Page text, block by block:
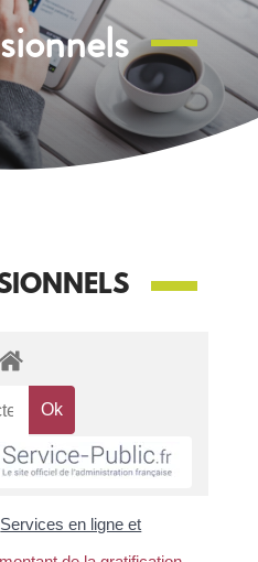
Services en ligne et